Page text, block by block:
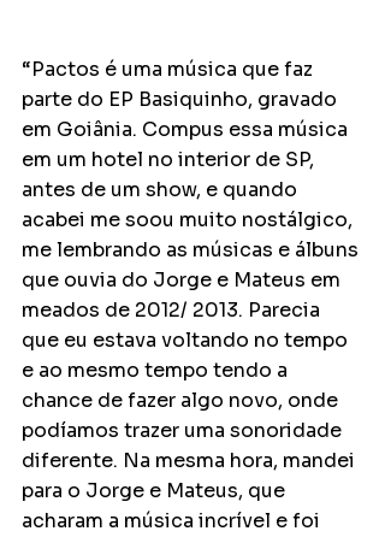
“Pactos é uma música que faz
parte do EP Basiquinho, gravado
em Goiânia. Compus essa música
em um hotel no interior de SP,
antes de um show, e quando
acabei me soou muito nostálgico,
me lembrando as músicas e álbuns
que ouvia do Jorge e Mateus em
meados de 2012/ 2013. Parecia
que eu estava voltando no tempo
e ao mesmo tempo tendo a
chance de fazer algo novo, onde
podíamos trazer uma sonoridade
diferente. Na mesma hora, mandei
para o Jorge e Mateus, que
acharam a música incrível e foi